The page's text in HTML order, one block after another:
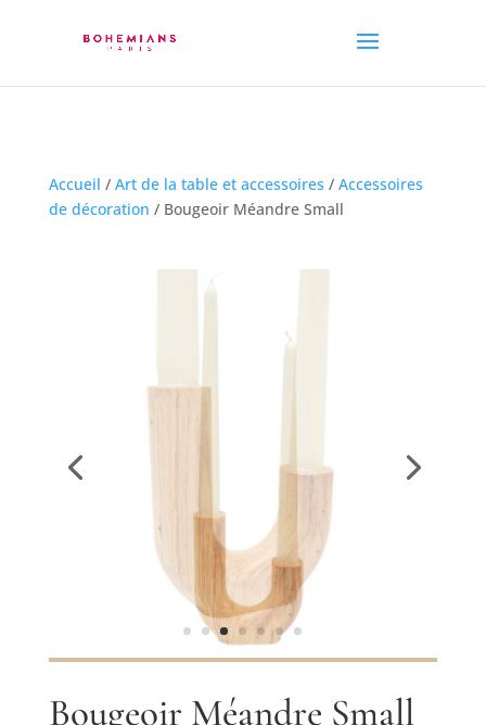
Accueil / Art de la table et accessoires / Accessoires
de décoration / Bougeoir Méandre Small
Bougeoir Méandre Small